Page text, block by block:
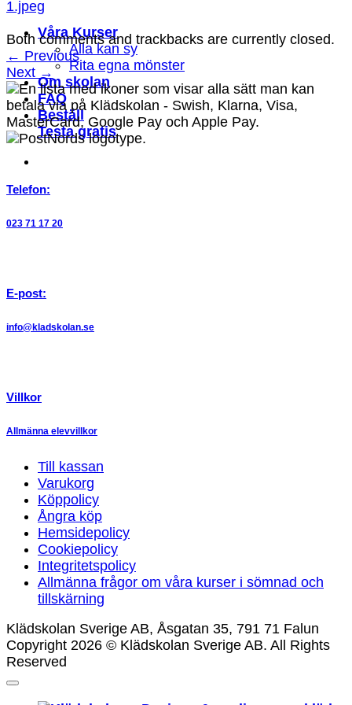
Våra Kurser
Alla kan sy
Rita egna mönster
Om skolan
FAQ
Beställ
Testa gratis
1.jpeg
Both comments and trackbacks are currently closed.
← Previous
Next →
Telefon:
023 71 17 20
E-post:
info@kladskolan.se
Villkor
Allmänna elevvillkor
Till kassan
Varukorg
Köppolicy
Ångra köp
Hemsidepolicy
Cookiepolicy
Integritetspolicy
Allmänna frågor om våra kurser i sömnad och
tillskärning
Klädskolan Sverige AB, Åsgatan 35, 791 71 Falun
Copyright 2026 © Klädskolan Sverige AB. All Rights
Reserved